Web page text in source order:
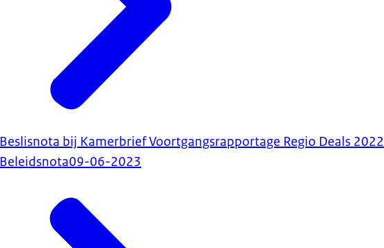
Beslisnota bij Kamerbrief Voortgangsrapportage Regio Deals 2022
Beleidsnota09-06-2023